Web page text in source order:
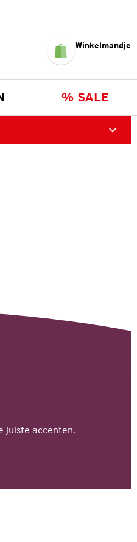
Winkelmandje
% SALE
juiste accenten.